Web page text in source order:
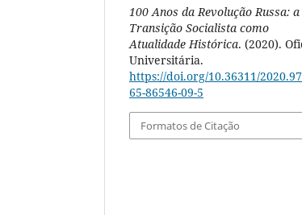
100 Anos da Revolução Russa: a
Transição Socialista como
Atualidade Histórica. (2020).
Universitária.
https://doi.org/10.36311/
65-86546-09-5
Formatos de Citação